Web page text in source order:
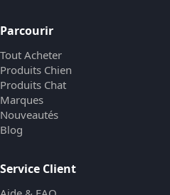
Parcourir
Tout Acheter
Produits Chien
Produits Chat
Marques
Nouveautés
Blog
Service Client